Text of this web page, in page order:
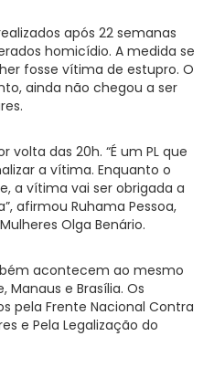
após 22 semanas
homicídio. A medida se
fosse vítima de estupro. O
ainda não chegou a ser
volta das 20h. “É um PL que
a vítima. Enquanto o
a vítima vai ser obrigada a
afirmou Ruhama Pessoa,
Olga Benário.
acontecem ao mesmo
Manaus e Brasília. Os
pela Frente Nacional Contra
e Pela Legalização do